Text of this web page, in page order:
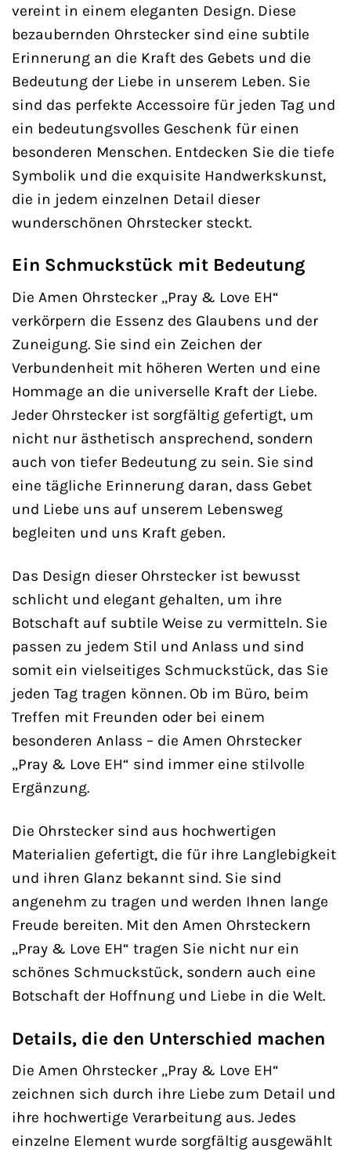
vereint in einem eleganten Design. Diese
bezaubernden Ohrstecker sind eine subtile
Erinnerung an die Kraft des Gebets und die
Bedeutung der Liebe in unserem Leben. Sie
sind das perfekte Accessoire für jeden Tag und
ein bedeutungsvolles Geschenk für einen
besonderen Menschen. Entdecken Sie die tiefe
Symbolik und die exquisite Handwerkskunst,
die in jedem einzelnen Detail dieser
wunderschönen Ohrstecker steckt.
Ein Schmuckstück mit Bedeutung
Die Amen Ohrstecker „Pray & Love EH“
verkörpern die Essenz des Glaubens und der
Zuneigung. Sie sind ein Zeichen der
Verbundenheit mit höheren Werten und eine
Hommage an die universelle Kraft der Liebe.
Jeder Ohrstecker ist sorgfältig gefertigt, um
nicht nur ästhetisch ansprechend, sondern
auch von tiefer Bedeutung zu sein. Sie sind
eine tägliche Erinnerung daran, dass Gebet
und Liebe uns auf unserem Lebensweg
begleiten und uns Kraft geben.
Das Design dieser Ohrstecker ist bewusst
schlicht und elegant gehalten, um ihre
Botschaft auf subtile Weise zu vermitteln. Sie
passen zu jedem Stil und Anlass und sind
somit ein vielseitiges Schmuckstück, das Sie
jeden Tag tragen können. Ob im Büro, beim
Treffen mit Freunden oder bei einem
besonderen Anlass – die Amen Ohrstecker
„Pray & Love EH“ sind immer eine stilvolle
Ergänzung.
Die Ohrstecker sind aus hochwertigen
Materialien gefertigt, die für ihre Langlebigkeit
und ihren Glanz bekannt sind. Sie sind
angenehm zu tragen und werden Ihnen lange
Freude bereiten. Mit den Amen Ohrsteckern
„Pray & Love EH“ tragen Sie nicht nur ein
schönes Schmuckstück, sondern auch eine
Botschaft der Hoffnung und Liebe in die Welt.
Details, die den Unterschied machen
Die Amen Ohrstecker „Pray & Love EH“
zeichnen sich durch ihre Liebe zum Detail und
ihre hochwertige Verarbeitung aus. Jedes
einzelne Element wurde sorgfältig ausgewählt